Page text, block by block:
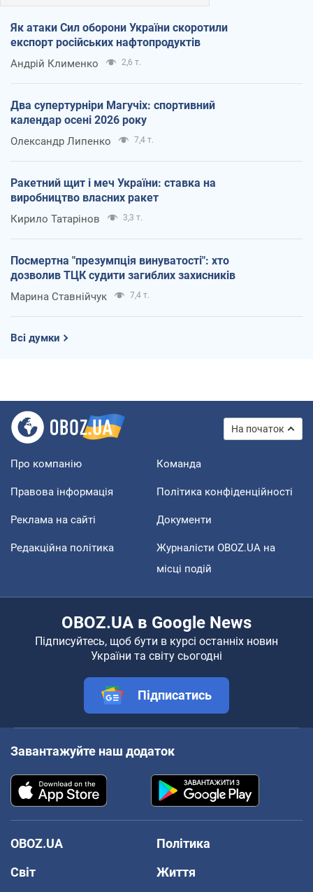
Як атаки Сил оборони України скоротили
експорт російських нафтопродуктів
Андрій Клименко 2,6 т.
Два супертурніри Магучіх: спортивний
календар осені 2026 року
Олександр Липенко 7,4 т.
Ракетний щит і меч України: ставка на
виробництво власних ракет
Кирило Татарінов 3,3 т.
Посмертна "презумпція винуватості": хто
дозволив ТЦК судити загиблих захисників
Марина Ставнійчук 7,4 т.
Всі думки
На початок
Про компанію Команда
Правова інформація Політика конфіденційності
Реклама на сайті Документи
Редакційна політика
Журналісти OBOZ.UA на
місці подій
OBOZ.UA в Google News
Підписуйтесь, щоб бути в курсі останніх новин
України та світу сьогодні
Підписатись
Завантажуйте наш додаток
OBOZ.UA
Політика
Світ
Життя